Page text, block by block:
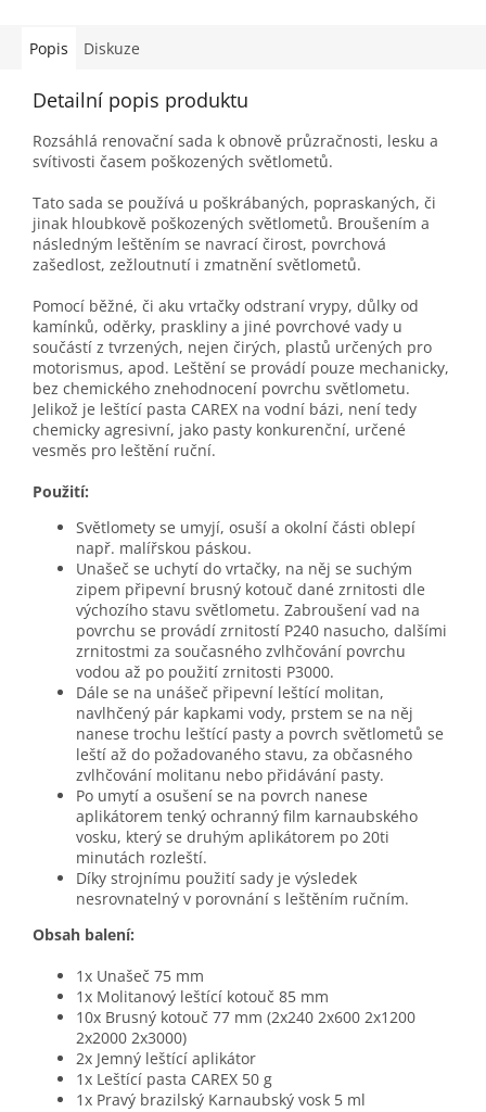
Popis Diskuze
Detailní popis produktu
Rozsáhlá renovační sada k obnově průzračnosti, lesku a
svítivosti časem poškozených světlometů.
Tato sada se používá u poškrábaných, popraskaných, či
jinak hloubkově poškozených světlometů. Broušením a
následným leštěním se navrací čirost, povrchová
zašedlost, zežloutnutí i zmatnění světlometů.
Pomocí běžné, či aku vrtačky odstraní vrypy, důlky od
kamínků, oděrky, praskliny a jiné povrchové vady u
součástí z tvrzených, nejen čirých, plastů určených pro
motorismus, apod. Leštění se provádí pouze mechanicky,
bez chemického znehodnocení povrchu světlometu.
Jelikož je leštící pasta CAREX na vodní bázi, není tedy
chemicky agresivní, jako pasty konkurenční, určené
vesměs pro leštění ruční.
Použití:
Světlomety se umyjí, osuší a okolní části oblepí
např. malířskou páskou.
Unašeč se uchytí do vrtačky, na něj se suchým
zipem připevní brusný kotouč dané zrnitosti dle
výchozího stavu světlometu. Zabroušení vad na
povrchu se provádí zrnitostí P240 nasucho, dalšími
zrnitostmi za současného zvlhčování povrchu
vodou až po použití zrnitosti P3000.
Dále se na unášeč připevní leštící molitan,
navlhčený pár kapkami vody, prstem se na něj
nanese trochu leštící pasty a povrch světlometů se
leští až do požadovaného stavu, za občasného
zvlhčování molitanu nebo přidávání pasty.
Po umytí a osušení se na povrch nanese
aplikátorem tenký ochranný film karnaubského
vosku, který se druhým aplikátorem po 20ti
minutách rozleští.
Díky strojnímu použití sady je výsledek
nesrovnatelný v porovnání s leštěním ručním.
Obsah balení:
1x Unašeč 75 mm
1x Molitanový leštící kotouč 85 mm
10x Brusný kotouč 77 mm (2x240 2x600 2x1200
2x2000 2x3000)
2x Jemný leštící aplikátor
1x Leštící pasta CAREX 50 g
1x Pravý brazilský Karnaubský vosk 5 ml